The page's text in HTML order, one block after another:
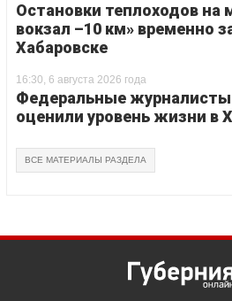
Остановки теплоходов на
вокзал –10 км» временно
Хабаровске
16:30, 6 августа 2026 года
Федеральные журналисты
оценили уровень жизни в
ВСЕ МАТЕРИАЛЫ РАЗДЕЛА